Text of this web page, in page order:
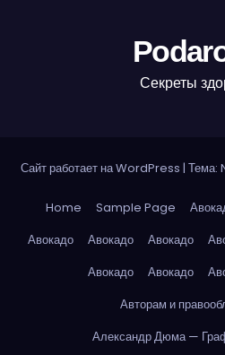
Секреты
Сайт работает на WordPress | Тема:
Home Sample Page
Авокадо
Авокадо Авокадо
Авокадо
Авокадо
Авторам и
Александр Дюма —